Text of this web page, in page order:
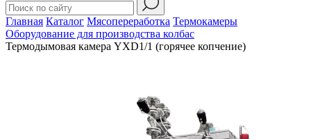
Главная Каталог Мясопереработка Термокамеры
Оборудование для производства колбас
Термодымовая камера YXD1/1 (горячее копчение)